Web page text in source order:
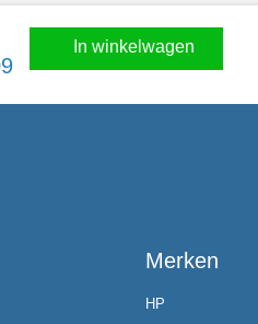
In winkelwagen
Merken
HP